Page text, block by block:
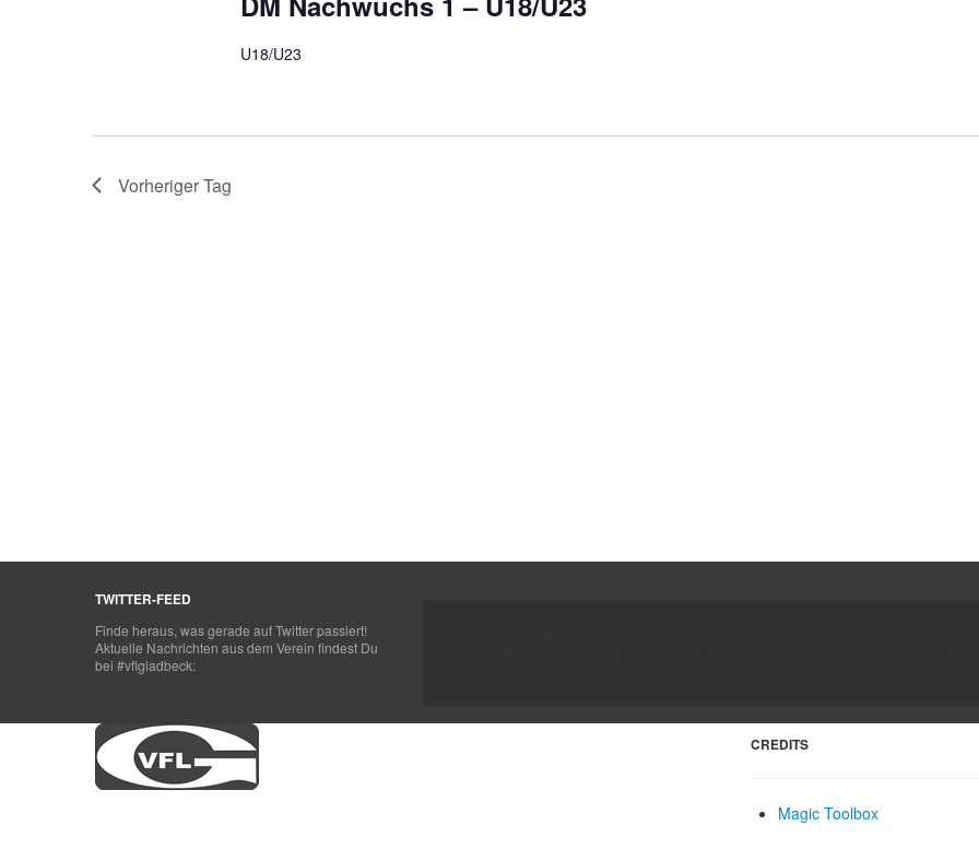
U18/U23
Vorheriger Tag
TWITTER-FEED
Finde heraus, was gerade auf Twitter passiert!
Aktuelle Nachrichten aus dem Verein findest Du
bei #vflgladbeck:
CREDITS
Magic Toolbox